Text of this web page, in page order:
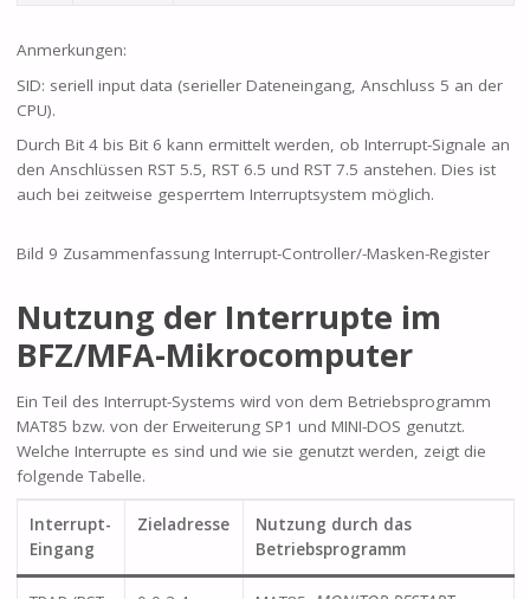
Anmerkungen:
SID: seriell input data (serieller Dateneingang, Anschluss 5 an der
CPU).
Durch Bit 4 bis Bit 6 kann ermittelt werden, ob Interrupt-Signale an
den Anschlüssen RST 5.5, RST 6.5 und RST 7.5 anstehen. Dies ist
auch bei zeitweise gesperrtem Interruptsystem möglich.
Bild 9 Zusammenfassung Interrupt-Controller/-Masken-Register
Nutzung der Interrupte im
BFZ/MFA-Mikrocomputer
Ein Teil des Interrupt-Systems wird von dem Betriebsprogramm
MAT85 bzw. von der Erweiterung SP1 und MINI-DOS genutzt.
Welche Interrupte es sind und wie sie genutzt werden, zeigt die
folgende Tabelle.
Interrupt-
Eingang
Zieladresse
Nutzung durch das
Betriebsprogramm